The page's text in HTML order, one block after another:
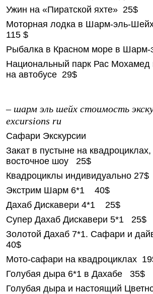
Ужин на «Пиратской яхте» 25$
Моторная лодка в Шарм-эль-
115 $
Рыбалка в Красном море в
Национальный парк Рас Мохамед
на автобусе 29$
– шарм эль шейх стоимость
excursions ru
Сафари Экскурсии
Закат в пустыне на
восточное шоу 25$
Квадроциклы индивидуально 27$
Экстрим Шарм 6*1 40$
Дахаб Дискавери 4*1 25$
Супер Дахаб Дискавери 5*1 25$
Золотой Дахаб 7*1. Сафари и
40$
Мото-сафари на квадроциклах
Голубая дыра 6*1 в Дахабе 35$
Голубая дыра и настоящий